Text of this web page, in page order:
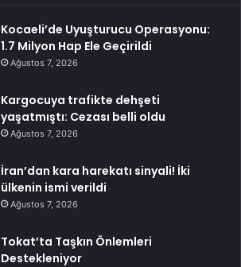
Kocaeli’de Uyuşturucu Operasyonu:
1.7 Milyon Hap Ele Geçirildi
Ağustos 7, 2026
Kargocuya trafikte dehşeti
yaşatmıştı: Cezası belli oldu
Ağustos 7, 2026
İran’dan kara harekatı sinyali! İki
ülkenin ismi verildi
Ağustos 7, 2026
Tokat’ta Taşkın Önlemleri
Destekleniyor